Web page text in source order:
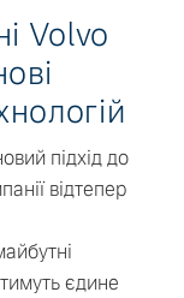
Volvo
підхід до
відтепер
єдине